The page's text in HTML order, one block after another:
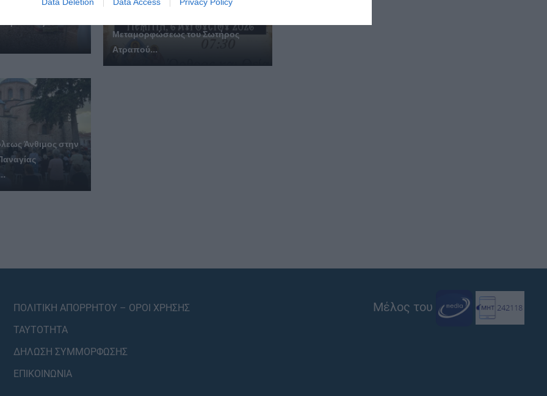
Μεταμορφώσεως του Σωτήρος
Ατραπού...
Άνθιμος στην
ΠΟΛΙΤΙΚΗ ΑΠΟΡΡΗΤΟΥ – ΟΡΟΙ ΧΡΗΣΗΣ
ΤΑΥΤΟΤΗΤΑ
ΔΗΛΩΣΗ ΣΥΜΜΟΡΦΩΣΗΣ
ΕΠΙΚΟΙΝΩΝΙΑ
Μέλος του